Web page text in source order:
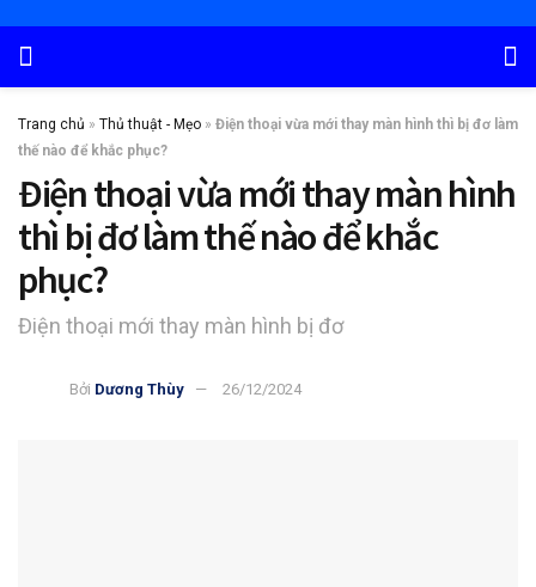
Trang chủ » Thủ thuật - Mẹo » Điện thoại vừa mới thay màn hình thì bị đơ làm
thế nào để khắc phục?
Điện thoại vừa mới thay màn hình
thì bị đơ làm thế nào để khắc
phục?
Điện thoại mới thay màn hình bị đơ
Bởi Dương Thùy 26/12/2024